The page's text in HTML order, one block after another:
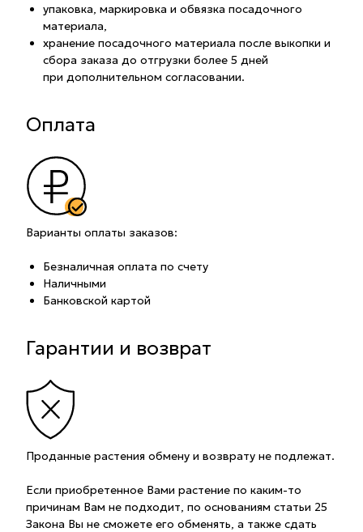
упаковка, маркировка и обвязка посадочного
материала,
хранение посадочного материала после выкопки и
сбора заказа до отгрузки более 5 дней
при дополнительном согласовании.
Оплата
Варианты оплаты заказов:
Безналичная оплата по счету
Наличными
Банковской картой
Гарантии и возврат
Проданные растения обмену и возврату не подлежат.
Если приобретенное Вами растение по каким-то
причинам Вам не подходит, по основаниям статьи 25
Закона Вы не сможете его обменять, а также сдать